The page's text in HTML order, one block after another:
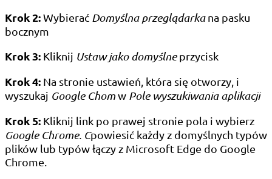
Krok 2:Wybierać Domyślna przeglądarkana pasku
bocznym
Krok 3: Kliknij Ustaw jako domyślneprzycisk
Krok 4: Na stronie ustawień, która się otworzy, i
wyszukaj Google Chomw Pole wyszukiwania aplikacji
Krok 5: Kliknij link po prawej stronie pola i wybierz
Google Chrome. Cpowiesić każdy z domyślnych typów
plików lub typów łączy z Microsoft Edge do Google
Chrome.